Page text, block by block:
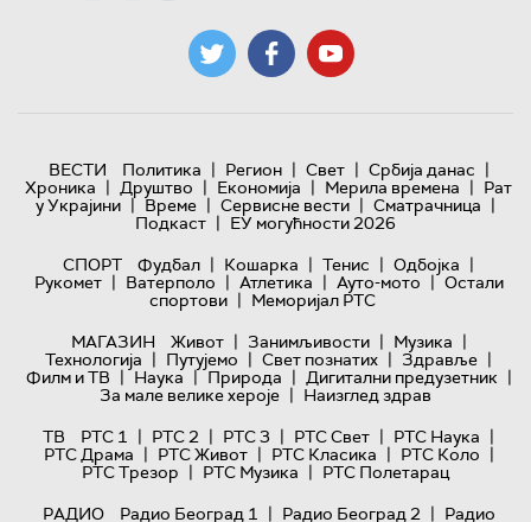
ВЕСТИ Политика | Регион | Свет | Србија данас |
Хроника | Друштво | Економија | Мерила времена | Рат
у Украјини | Време | Сервисне вести | Сматрачница |
Подкаст | ЕУ могућности 2026
СПОРТ
Фудбал | Кошарка | Тенис | Одбојка |
Рукомет | Ватерполо | Атлетика | Ауто-мото | Остали
спортови | Меморијал РТС
МАГАЗИН
Живот | Занимљивости | Музика |
Технологијa | Путујемо | Свет познатих | Здравље |
Филм и ТВ | Наука | Природа | Дигитални предузетник |
За мале велике хероје | Наизглед здрав
ТВ
РТС 1 | РТС 2 | РТС 3 | РТС Свет | РТС Наука |
РТС Драма | РТС Живот | РТС Класика | РТС Коло |
РТС Трезор | РТС Музика | РТС Полетарац
РАДИО
Радио Београд 1 | Радио Београд 2 | Радио